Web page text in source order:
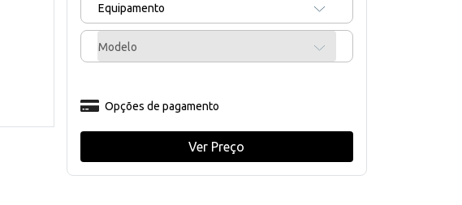
Equipamento
Modelo
Opções de pagamento
Ver Preço